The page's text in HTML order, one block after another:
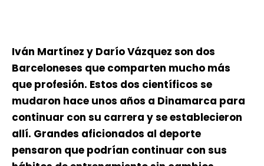
Iván Martínez y Darío Vázquez son dos
Barceloneses que comparten mucho más
que profesión. Estos dos científicos se
mudaron hace unos años a Dinamarca para
continuar con su carrera y se establecieron
allí. Grandes aficionados al deporte
pensaron que podrían continuar con sus